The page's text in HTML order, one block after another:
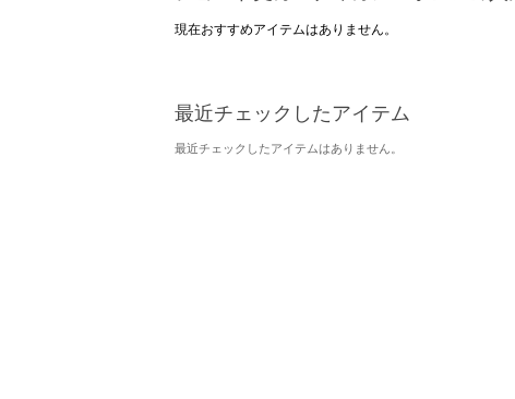
現在おすすめアイテムはありません。
最近チェックしたアイテム
最近チェックしたアイテムはありません。